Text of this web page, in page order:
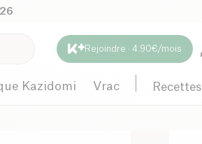
Rejoindre · 4.90€/mois
Kazidomi Vrac Recettes